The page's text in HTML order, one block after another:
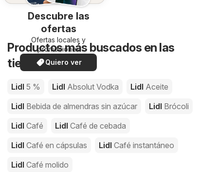
Descubre las
ofertas
Ofertas locales y
promociones
especiales.
Quiero ver
Productos más buscados en las
tiendas de Lidl
Lidl 5 % Lidl Absolut Vodka Lidl Aceite
Lidl Bebida de almendras sin azúcar Lidl Brócoli
Lidl Café Lidl Café de cebada
Lidl Café en cápsulas Lidl Café instantáneo
Lidl Café molido